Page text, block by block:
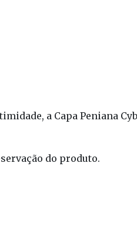
a Capa Peniana
do produto.